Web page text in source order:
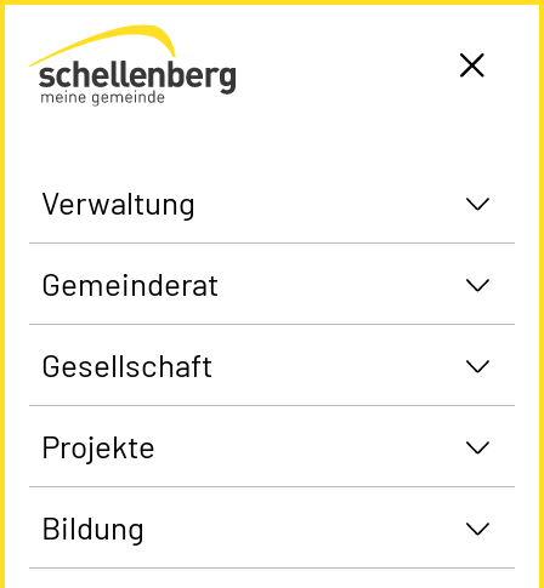
Gemeinde Schellenberg Startseite
Verwaltung
Gemeinderat
Gesellschaft
Projekte
Bildung